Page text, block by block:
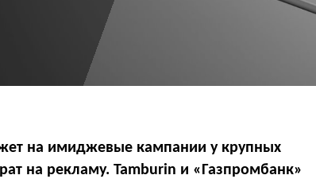
на имиджевые кампании у крупных
на рекламу. Tamburin и «Газпромбанк»